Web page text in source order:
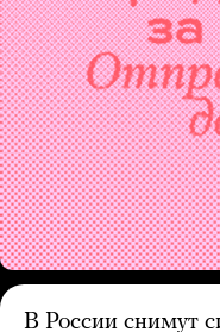
В России снимут